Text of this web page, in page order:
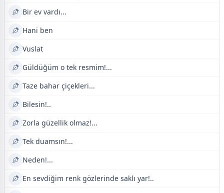
Bir ev vardı...
Hani ben
Vuslat
Güldüğüm o tek resmim!...
Taze bahar çiçekleri...
Bilesin!..
Zorla güzellik olmaz!...
Tek duamsın!...
Neden!...
En sevdiğim renk gözlerinde saklı yar!..